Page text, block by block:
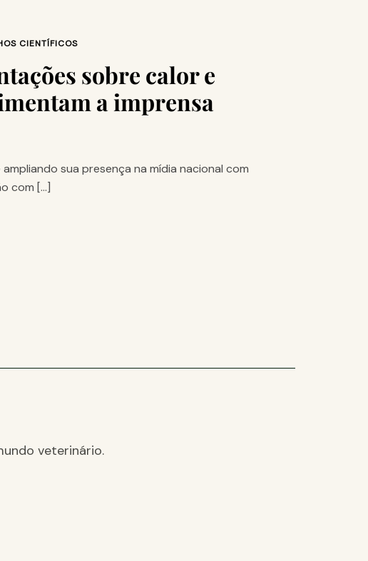
CIENTÍFICOS
sobre calor e
a imprensa
sua presença na mídia nacional com
com […]
veterinário.